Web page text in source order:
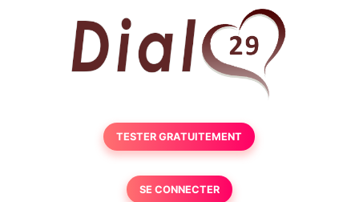
TESTER GRATUITEMENT
SE CONNECTER